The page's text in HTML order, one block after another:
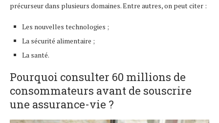
précurseur dans plusieurs domaines. Entre autres, on peut citer :
Les nouvelles technologies ;
La sécurité alimentaire ;
La santé.
Pourquoi consulter 60 millions de
consommateurs avant de souscrire
une assurance-vie ?